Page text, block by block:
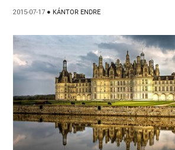
2015-07-17 ● KÁNTOR ENDRE